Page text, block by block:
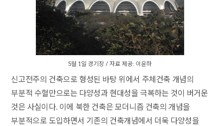
5월 1일 경기장 / 자료 제공: 이윤하
신고전주의 건축으로 형성된 바탕 위에서 주체건축 개념의
부분적 수혈만으로는 다양성과 현대성을 극복하는 것이 버거운
것은 사실이다. 이에 북한 건축은 모더니즘 건축의 개념을
부분적으로 도입하면서 기존의 건축개념에서 더욱 다양성을